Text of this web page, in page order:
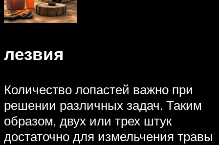
лезвия
Количество лопастей важно при
решении различных задач. Таким
образом, двух или трех штук
достаточно для измельчения травы